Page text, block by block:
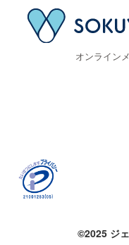
オンライン
©2025 ジ